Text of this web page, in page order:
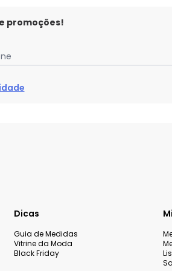
promoções!
Dicas
Guia de Medidas
Vitrine da Moda
Black Friday